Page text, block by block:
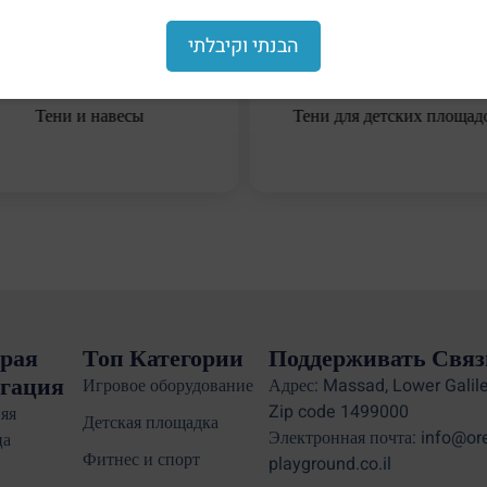
Тени и навесы Тени для детских
Топ Категории
Игровое оборудование
Детская площадка
Фитнес и спорт
Поддерживать
Адрес: Massad, Lower
Zip code 1499000
Электронная почта:
playground.co.il
הבנתי וקיבלתי